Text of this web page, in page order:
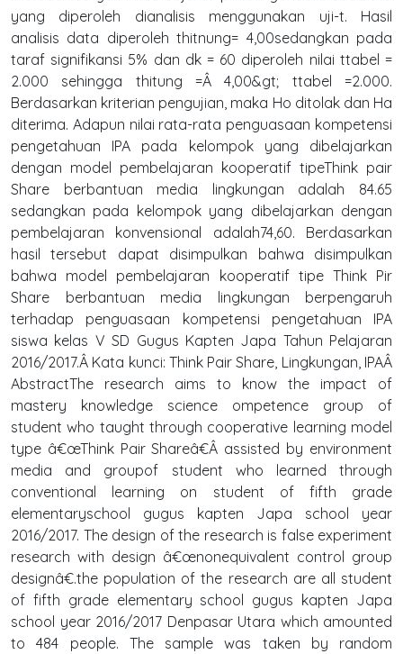
yang diperoleh dianalisis menggunakan uji-t. Hasil
analisis data diperoleh thitnung= 4,00sedangkan pada
taraf signifikansi 5% dan dk = 60 diperoleh nilai ttabel =
2.000 sehingga thitung =Â 4,00&gt; ttabel =2.000.
Berdasarkan kriterian pengujian, maka Ho ditolak dan Ha
diterima. Adapun nilai rata-rata penguasaan kompetensi
pengetahuan IPA pada kelompok yang dibelajarkan
dengan model pembelajaran kooperatif tipeThink pair
Share berbantuan media lingkungan adalah 84.65
sedangkan pada kelompok yang dibelajarkan dengan
pembelajaran konvensional adalah74,60. Berdasarkan
hasil tersebut dapat disimpulkan bahwa disimpulkan
bahwa model pembelajaran kooperatif tipe Think Pir
Share berbantuan media lingkungan berpengaruh
terhadap penguasaan kompetensi pengetahuan IPA
siswa kelas V SD Gugus Kapten Japa Tahun Pelajaran
2016/2017.Â Kata kunci: Think Pair Share, Lingkungan, IPAÂ
AbstractThe research aims to know the impact of
mastery knowledge science ompetence group of
student who taught through cooperative learning model
type â€œThink Pair Shareâ€Â assisted by environment
media and groupof student who learned through
conventional learning on student of fifth grade
elementaryschool gugus kapten Japa school year
2016/2017. The design of the research is false experiment
research with design â€œnonequivalent control group
designâ€.the population of the research are all student
of fifth grade elementary school gugus kapten Japa
school year 2016/2017 Denpasar Utara which amounted
to 484 people. The sample was taken by random